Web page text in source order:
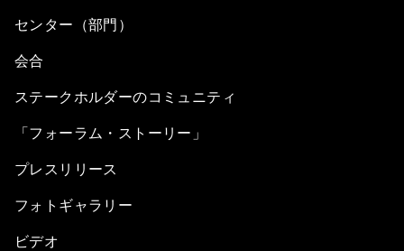
センター（部門）
会合
ステークホルダーのコミュニティ
「フォーラム・ストーリー」
プレスリリース
フォトギャラリー
ビデオ